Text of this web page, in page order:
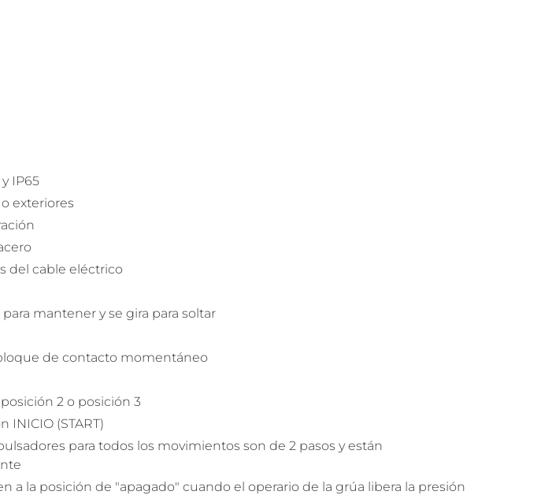
IP65
exteriores
del cable eléctrico
mantener y se gira para soltar
de contacto momentáneo
2 o posición 3
INICIO (START)
para todos los movimientos son de 2 pasos y están
a la posición de "apagado" cuando el operario de la grúa libera la presión